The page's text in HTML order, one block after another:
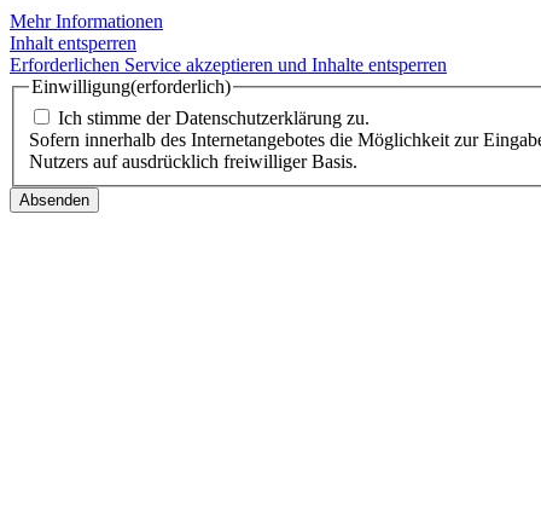
Mehr Informationen
Inhalt entsperren
Erforderlichen Service akzeptieren und Inhalte entsperren
Einwilligung(erforderlich)
Ich stimme der Datenschutzerklärung zu.
Sofern innerhalb des Internetangebotes die Möglichkeit zur
Nutzers auf ausdrücklich freiwilliger Basis.